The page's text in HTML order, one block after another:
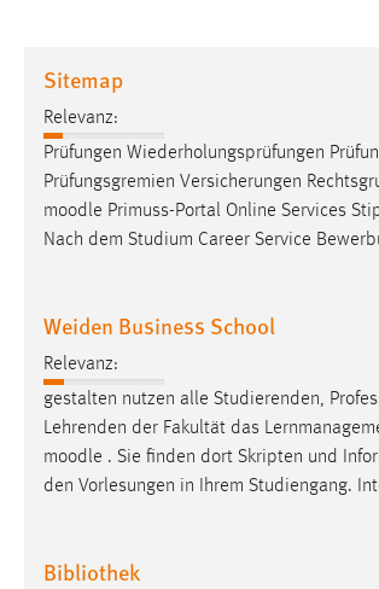
Sitemap
Relevanz:
Prüfungen Wiederholungsprüfungen
Prüfungsgremien Versicherungen
moodle Primuss-Portal Online Services
Nach dem Studium Career Service
Weiden Business School
Relevanz:
gestalten nutzen alle Studierenden,
Lehrenden der Fakultät das
moodle . Sie finden dort Skripten und
den Vorlesungen in Ihrem Studiengang.
Bibliothek
Name:
staticfilecache
Zweck:
Für performante Seitenauslieferung wird in
gespeichert, ob man eingeloggt ist.
Name:
site-language-preference
Zweck:
Das Cookie speichert die gewählte
Cookie Laufzeit: